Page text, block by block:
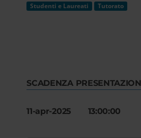
Studenti e Laureati Tutorato
SCADENZA
11-apr-2025 13:00:00